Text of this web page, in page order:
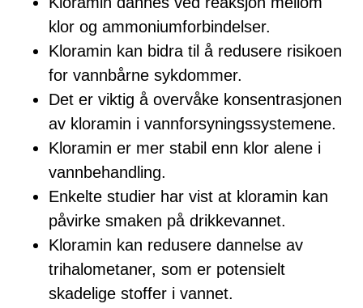
klor og ammoniumforbindelser.
Kloramin kan bidra til å redusere risikoen
for vannbårne sykdommer.
Det er viktig å overvåke konsentrasjonen
av kloramin i vannforsyningssystemene.
Kloramin er mer stabil enn klor alene i
vannbehandling.
Enkelte studier har vist at kloramin kan
påvirke smaken på drikkevannet.
Kloramin kan redusere dannelse av
trihalometaner, som er potensielt
skadelige stoffer i vannet.